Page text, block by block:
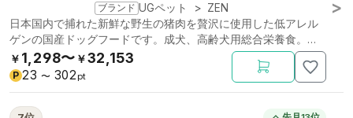
ブランド UGペット > ZEN
日本国内で捕れた新鮮な野生の猪肉を贅沢に使用した低アレル
ゲンの国産ドッグフードです。成犬、高齢犬用総合栄養食。低
リン。
￥ 1,298〜 ￥32,153
P 23 〜 302 pt